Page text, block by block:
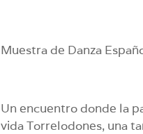
Muestra de Danza
Un encuentro donde la
vida Torrelodones, una